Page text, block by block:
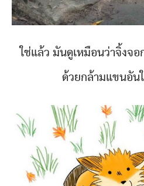
ใช่แล้ว มันดูเหมือนว่าจิ้งจ
ด้วยกล้ามแขนอัน